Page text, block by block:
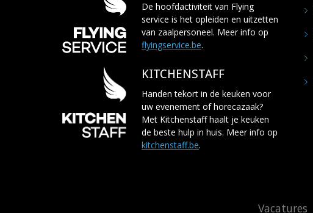
De hoofdactiviteit van Flying
service is het opleiden en uitzetten
van zaalpersoneel. Meer info op
flyingservice.be.
KITCHENSTAFF
Handen tekort in de keuken voor
uw evenement of horecazaak?
Met Kitchenstaff haalt je keuken
de beste hulp in huis. Meer info op
kitchenstaff.be.
Vacatures